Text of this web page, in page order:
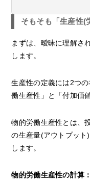
そもそも「生産性(
まずは、曖昧に理解さ
します。
生産性の定義には2つ
働生産性」と「付加価
物的労働生産性とは、
の生産量(アウトプッ
します。
物的労働生産性の計算